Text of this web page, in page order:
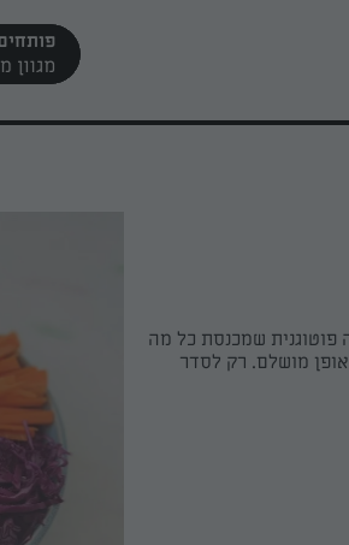
שמכנסת כל מה
מושלם. רק לסדר